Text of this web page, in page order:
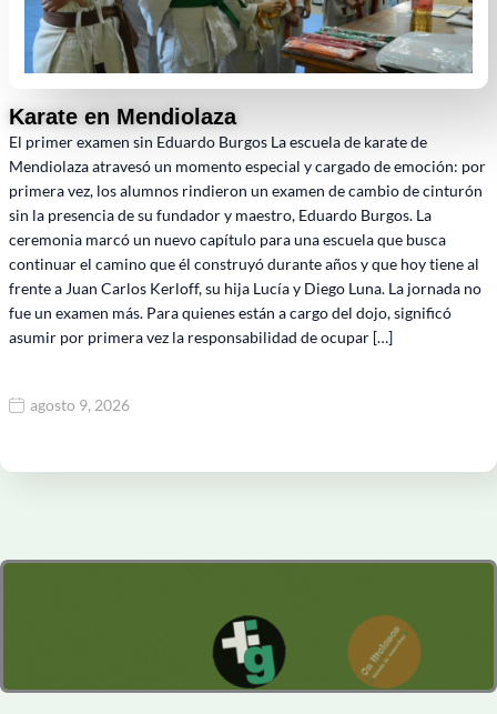
Karate en Mendiolaza
El primer examen sin Eduardo Burgos La escuela de karate de
Mendiolaza atravesó un momento especial y cargado de emoción: por
primera vez, los alumnos rindieron un examen de cambio de cinturón
sin la presencia de su fundador y maestro, Eduardo Burgos. La
ceremonia marcó un nuevo capítulo para una escuela que busca
continuar el camino que él construyó durante años y que hoy tiene al
frente a Juan Carlos Kerloff, su hija Lucía y Diego Luna. La jornada no
fue un examen más. Para quienes están a cargo del dojo, significó
asumir por primera vez la responsabilidad de ocupar […]
agosto 9, 2026